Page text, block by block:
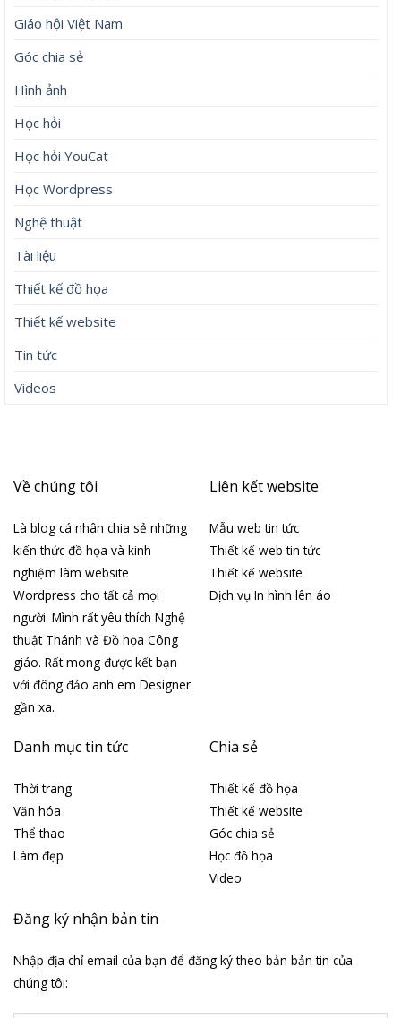
Giáo hội Việt Nam
Góc chia sẻ
Hình ảnh
Học hỏi
Học hỏi YouCat
Học Wordpress
Nghệ thuật
Tài liệu
Thiết kế đồ họa
Thiết kế website
Tin tức
Videos
Về chúng tôi
Là blog cá nhân chia sẻ những
kiến thức đồ họa và kinh
nghiệm làm website
Wordpress cho tất cả mọi
người. Mình rất yêu thích Nghệ
thuật Thánh và Đồ họa Công
giáo. Rất mong được kết bạn
với đông đảo anh em Designer
gần xa.
Liên kết website
Mẫu web tin tức
Thiết kế web tin tức
Thiết kế website
Dịch vụ In hình lên áo
Danh mục tin tức
Thời trang
Văn hóa
Thể thao
Làm đẹp
Chia sẻ
Thiết kế đồ họa
Thiết kế website
Góc chia sẻ
Học đồ họa
Video
Đăng ký nhận bản tin
Nhập địa chỉ email của bạn để đăng ký theo bản bản tin của
chúng tôi: